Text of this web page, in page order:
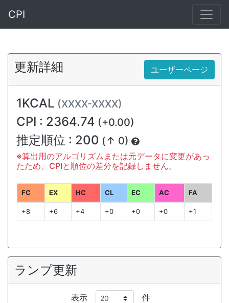
CPI
更新詳細 ユーザーページ
1KCAL (XXXX-XXXX)
CPI : 2364.74 (+0.00)
推定順位 : 200 (↑ 0)
※算出用のアルゴリズムまたは元データに変更があっ
たため、CPIと順位の差分を記録しません。
FC EX HC CL EC AC FA
+8 +6 +4 +0 +0 +0 +1
ランプ更新
表示 件